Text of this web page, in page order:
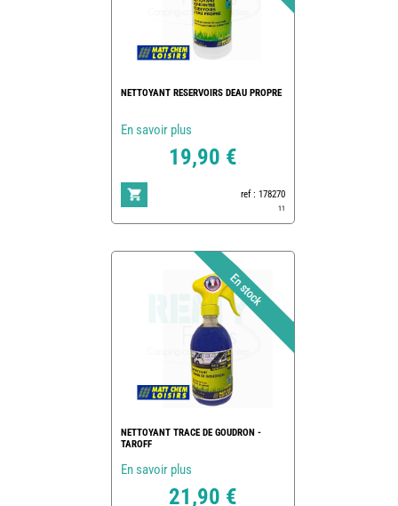
NETTOYANT RESERVOIRS DEAU PROPRE
En savoir plus
19,90 €
ref : 178270
11
NETTOYANT TRACE DE GOUDRON -
TAROFF
En savoir plus
21,90 €